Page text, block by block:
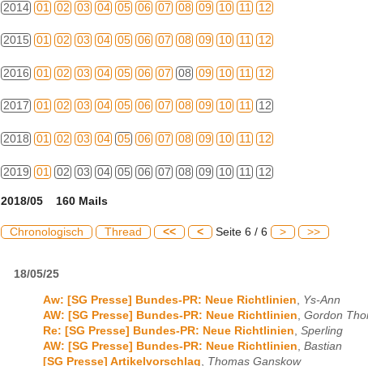
2014 01 02 03 04 05 06 07 08 09 10 11 12
2015 01 02 03 04 05 06 07 08 09 10 11 12
2016 01 02 03 04 05 06 07 08 09 10 11 12
2017 01 02 03 04 05 06 07 08 09 10 11 12
2018 01 02 03 04 05 06 07 08 09 10 11 12
2019 01 02 03 04 05 06 07 08 09 10 11 12
2018/05 160 Mails
Chronologisch Thread << < Seite 6 / 6 > >>
18/05/25
Aw: [SG Presse] Bundes-PR: Neue Richtlinien, Ys-Ann
AW: [SG Presse] Bundes-PR: Neue Richtlinien, Gordon
Re: [SG Presse] Bundes-PR: Neue Richtlinien, Sperling
AW: [SG Presse] Bundes-PR: Neue Richtlinien, Bastian
[SG Presse] Artikelvorschlag, Thomas Ganskow